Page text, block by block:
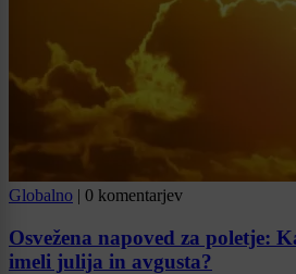
Globalno | 0 komentarjev
Osvežena napoved za poletje:
imeli julija in avgusta?